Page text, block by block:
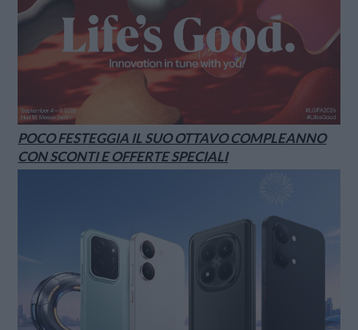
POCO FESTEGGIA IL SUO OTTAVO COMPLEANNO
CON SCONTI E OFFERTE SPECIALI